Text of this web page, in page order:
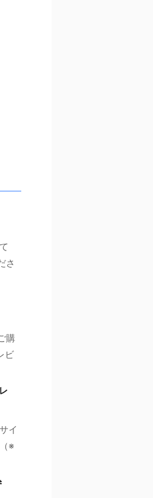
さ
購
ビ
イ
※